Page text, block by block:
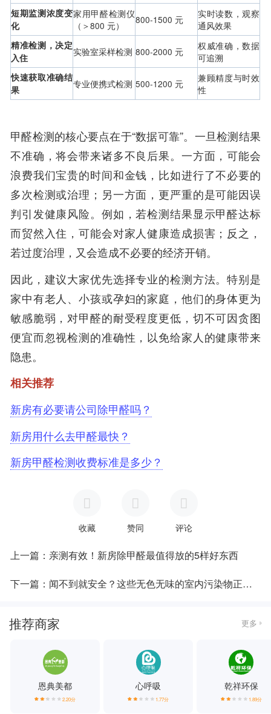
短期监测浓度变
化
家用甲醛检测仪
（＞800 元）
800-1500 元
实时读数，观察
通风效果
精准检测，决定
入住
实验室采样检测 800-2000 元
权威准确，数据
可追溯
快速获取准确结
果
专业便携式检测 500-1200 元
兼顾精度与时效
性
甲醛检测的核心要点在于“数据可靠”。一旦检测结果
不准确，将会带来诸多不良后果。一方面，可能会
浪费我们宝贵的时间和金钱，比如进行了不必要的
多次检测或治理；另一方面，更严重的是可能因误
判引发健康风险。例如，若检测结果显示甲醛达标
而贸然入住，可能会对家人健康造成损害；反之，
若过度治理，又会造成不必要的经济开销。
因此，建议大家优先选择专业的检测方法。特别是
家中有老人、小孩或孕妇的家庭，他们的身体更为
敏感脆弱，对甲醛的耐受程度更低，切不可因贪图
便宜而忽视检测的准确性，以免给家人的健康带来
隐患。
相关推荐
新房有必要请公司除甲醛吗？
新房用什么去甲醛最快？
新房甲醛检测收费标准是多少？
收藏 赞同 评论
上一篇：亲测有效！新房除甲醛最值得放的5样好东西
下一篇：闻不到就安全？这些无色无味的室内污染物正在伤害你
推荐商家 更多
恩典美都
2.20分
心呼吸
1.77分
乾祥环保
1.89分